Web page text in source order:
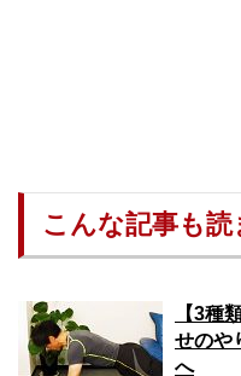
こんな記事も読
【3種
せのや
へ